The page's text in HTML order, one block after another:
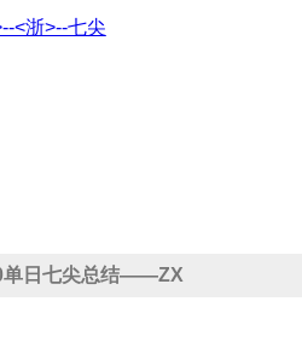
<浙>--七尖
单日七尖总结——ZX